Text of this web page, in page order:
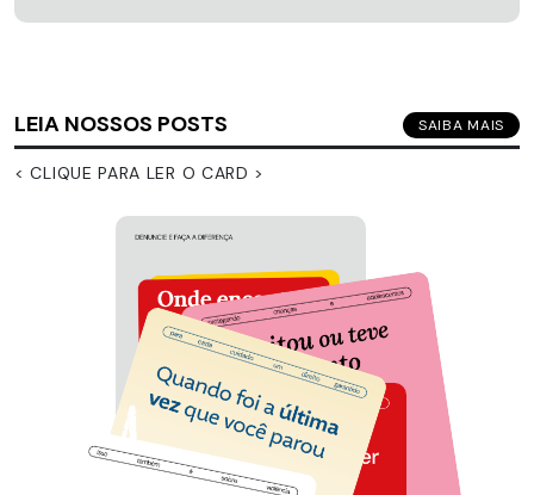
LEIA NOSSOS POSTS SAIBA MAIS
< CLIQUE PARA LER O CARD >